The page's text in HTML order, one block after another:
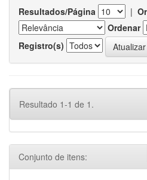
Resultados/Página |
Ordenar
Registro(s)
Resultado 1-1 de 1.
Conjunto de itens: